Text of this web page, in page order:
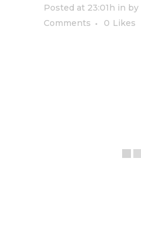
Posted at 23:01h in by
Comments
0 Likes